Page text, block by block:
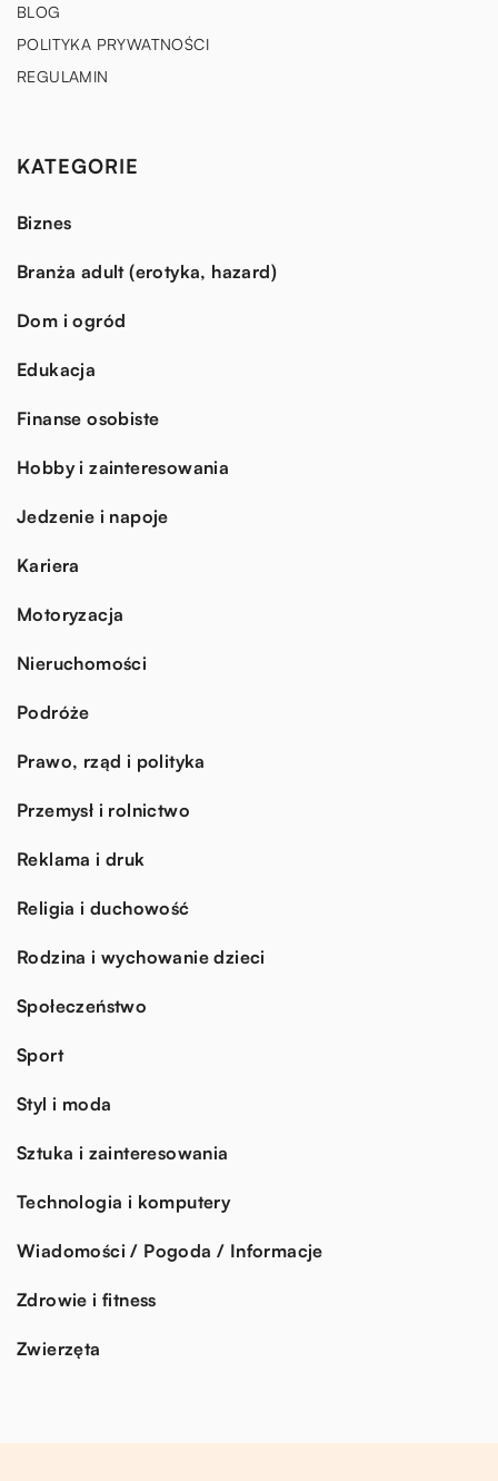
BLOG
POLITYKA PRYWATNOŚCI
REGULAMIN
KATEGORIE
Biznes
Branża adult (erotyka, hazard)
Dom i ogród
Edukacja
Finanse osobiste
Hobby i zainteresowania
Jedzenie i napoje
Kariera
Motoryzacja
Nieruchomości
Podróże
Prawo, rząd i polityka
Przemysł i rolnictwo
Reklama i druk
Religia i duchowość
Rodzina i wychowanie dzieci
Społeczeństwo
Sport
Styl i moda
Sztuka i zainteresowania
Technologia i komputery
Wiadomości / Pogoda / Informacje
Zdrowie i fitness
Zwierzęta